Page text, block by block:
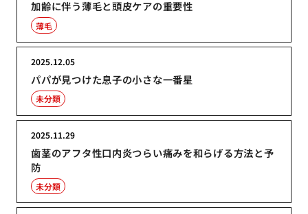
加齢に伴う薄毛と頭皮ケアの重要性
薄毛
パパが見つけた息子の小さな一番星
2025.12.05
未分類
歯茎のアフタ性口内炎つらい痛みを和らげる方法と予
防
2025.11.29
未分類